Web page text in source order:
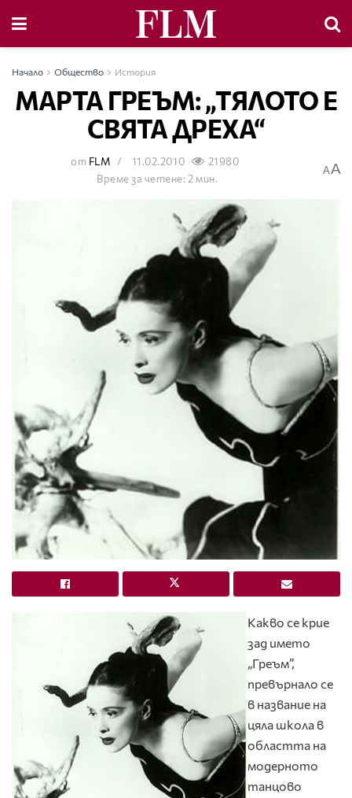
Начало Общество История
МАРТА ГРЕЪМ: „ТЯЛОТО Е
СВЯТА ДРЕХА“
от FLM 11.02.2010
21980
Време за четене: 2 мин.
AA
Какво се крие
зад името
„Греъм”,
превърнало се
в название на
цяла школа в
областта на
модерното
танцово